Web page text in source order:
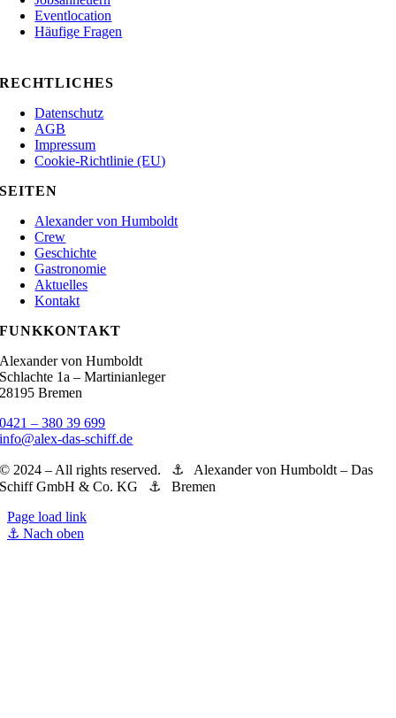
Jobsanheuern
Eventlocation
RECHTLICHES
Datenschutz
AGB
Cookie-Richtlinie (EU)
SEITEN
Alexander von Humboldt
Crew
Geschichte
Gastronomie
Kontakt
FUNKKONTAKT
Alexander von Humboldt
28195 Bremen
0421 – 380 39 699
info@alex-das-schiff.de
Schiff GmbH & Co. KG ⚓︎ Bremen
Page load link